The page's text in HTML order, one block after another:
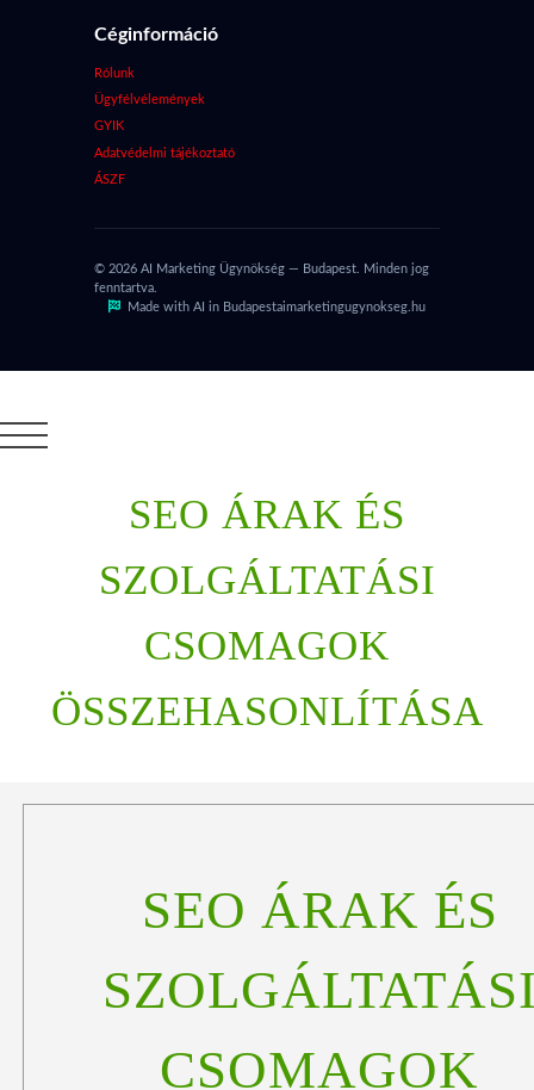
Céginformáció
Rólunk
Ügyfélvélemények
GYIK
Adatvédelmi tájékoztató
ÁSZF
© 2026 AI Marketing Ügynökség — Budapest. Minden jog
fenntartva.
Made with AI in Budapestaimarketingugynokseg.hu
SEO ÁRAK ÉS
SZOLGÁLTATÁSI
CSOMAGOK
ÖSSZEHASONLÍTÁSA
SEO ÁRAK ÉS
CSOMAGOK